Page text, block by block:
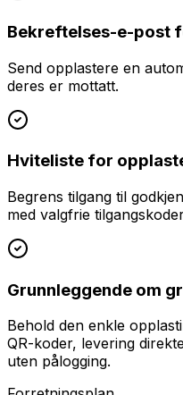
Bekreftelses-e-post
Send opplastere en
deres er mottatt.
Hviteliste for
Begrens tilgang til
med valgfrie
Grunnleggende om
Behold den enkle
QR-koder, levering
uten pålogging.